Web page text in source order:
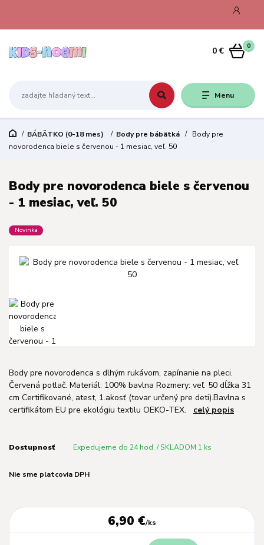
Menu
0
0 €
BÁBÄTKO (0-18 mes) Body pre bábätká
Body pre
novorodenca biele s červenou - 1 mesiac, veľ. 50
Body pre novorodenca biele s červenou
- 1 mesiac, veľ. 50
Novinka
Body pre novorodenca s dlhým rukávom, zapínanie na pleci.
Červená potlač. Materiál: 100% bavlna Rozmery: veľ. 50 dĺžka 31
cm Certifikované, atest, 1.akosť (tovar určený pre deti).Bavlna s
certifikátom EU pre ekológiu textilu OEKO-TEX. celý popis
Dostupnosť Expedujeme do 24 hod. / SKLADOM 1 ks
Nie sme platcovia DPH
6,90 €/ks